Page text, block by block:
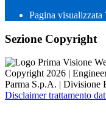
Pagina visualizzata
Sezione Copyright
Copyright 2026 |
Parma S.p.A. | Divisione
Disclaimer trattamento